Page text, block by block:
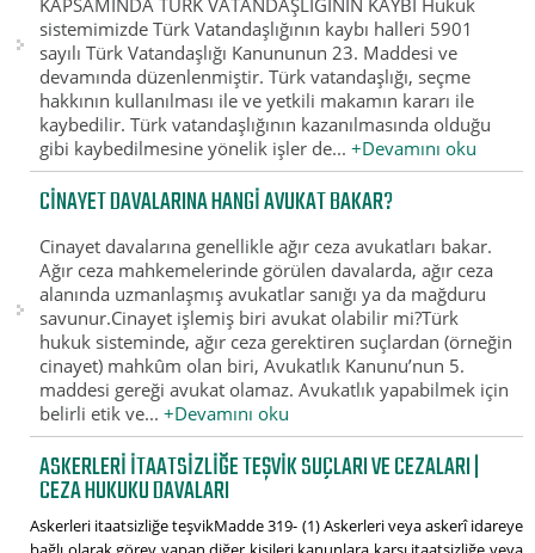
KAPSAMINDA TÜRK VATANDAŞLIĞININ KAYBI Hukuk
sistemimizde Türk Vatandaşlığının kaybı halleri 5901
sayılı Türk Vatandaşlığı Kanununun 23. Maddesi ve
devamında düzenlenmiştir. Türk vatandaşlığı, seçme
hakkının kullanılması ile ve yetkili makamın kararı ile
kaybedilir. Türk vatandaşlığının kazanılmasında olduğu
gibi kaybedilmesine yönelik işler de...+Devamını oku
CINAYET DAVALARINA HANGI AVUKAT BAKAR?
Cinayet davalarına genellikle ağır ceza avukatları bakar.
Ağır ceza mahkemelerinde görülen davalarda, ağır ceza
alanında uzmanlaşmış avukatlar sanığı ya da mağduru
savunur.Cinayet işlemiş biri avukat olabilir mi?Türk
hukuk sisteminde, ağır ceza gerektiren suçlardan (örneğin
cinayet) mahkûm olan biri, Avukatlık Kanunu’nun 5.
maddesi gereği avukat olamaz. Avukatlık yapabilmek için
belirli etik ve...+Devamını oku
ASKERLERI ITAATSIZLIĞE TEŞVIK SUÇLARI VE CEZALARI |
CEZA HUKUKU DAVALARI
Askerleri itaatsizliğe teşvikMadde 319- (1) Askerleri veya askerî idareye